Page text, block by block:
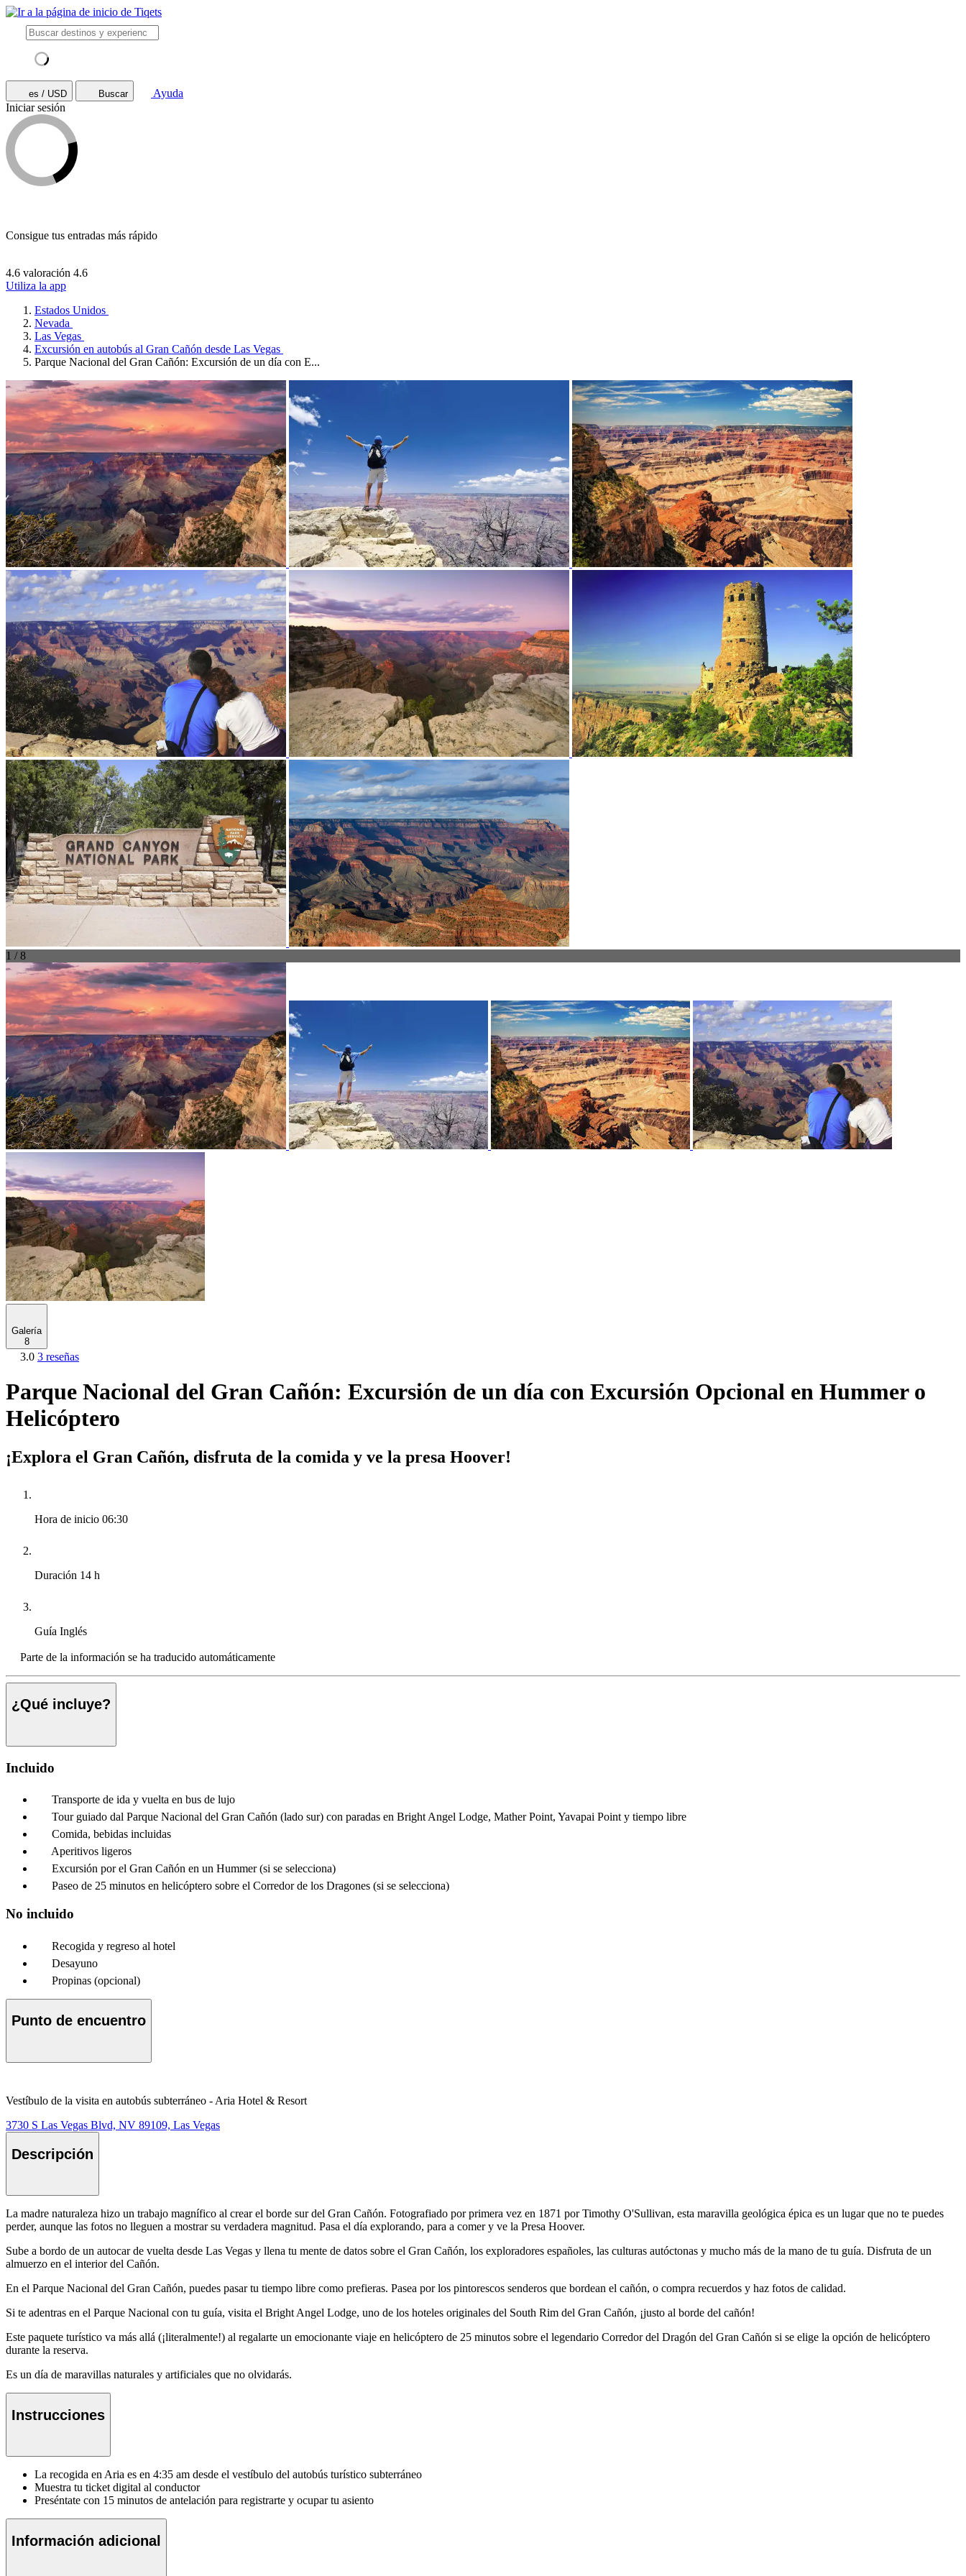
es / USD Buscar
Ayuda
Iniciar sesión
Consigue tus entradas más rápido
4.6 valoración 4.6
Utiliza la app
Estados Unidos
Nevada
Las Vegas
Excursión en autobús al Gran Cañón desde Las Vegas
Parque Nacional del Gran Cañón: Excursión de un día con E...
1 / 8
Galería
8
3.0 3 reseñas
Parque Nacional del Gran Cañón: Excursión de un día con Excursión Opcional en Hummer o
Helicóptero
¡Explora el Gran Cañón, disfruta de la comida y ve la presa Hoover!
Hora de inicio 06:30
Duración 14 h
Guía Inglés
Parte de la información se ha traducido automáticamente
¿Qué incluye?
Incluido
Transporte de ida y vuelta en bus de lujo
Tour guiado dal Parque Nacional del Gran Cañón (lado sur) con paradas en Bright Angel Lodge, Mather Point, Yavapai Point y tiempo libre
Comida, bebidas incluidas
Aperitivos ligeros
Excursión por el Gran Cañón en un Hummer (si se selecciona)
Paseo de 25 minutos en helicóptero sobre el Corredor de los Dragones (si se selecciona)
No incluido
Recogida y regreso al hotel
Desayuno
Propinas (opcional)
Punto de encuentro
Vestíbulo de la visita en autobús subterráneo - Aria Hotel & Resort
3730 S Las Vegas Blvd, NV 89109, Las Vegas
Descripción
La madre naturaleza hizo un trabajo magnífico al crear el borde sur del Gran Cañón. Fotografiado por primera vez en 1871 por Timothy O'Sullivan, esta maravilla geológica épica es un lugar que no te puedes
perder, aunque las fotos no lleguen a mostrar su verdadera magnitud. Pasa el día explorando, para a comer y ve la Presa Hoover.
Sube a bordo de un autocar de vuelta desde Las Vegas y llena tu mente de datos sobre el Gran Cañón, los exploradores españoles, las culturas autóctonas y mucho más de la mano de tu guía. Disfruta de un
almuerzo en el interior del Cañón.
En el Parque Nacional del Gran Cañón, puedes pasar tu tiempo libre como prefieras. Pasea por los pintorescos senderos que bordean el cañón, o compra recuerdos y haz fotos de calidad.
Si te adentras en el Parque Nacional con tu guía, visita el Bright Angel Lodge, uno de los hoteles originales del South Rim del Gran Cañón, ¡justo al borde del cañón!
Este paquete turístico va más allá (¡literalmente!) al regalarte un emocionante viaje en helicóptero de 25 minutos sobre el legendario Corredor del Dragón del Gran Cañón si se elige la opción de helicóptero
durante la reserva.
Es un día de maravillas naturales y artificiales que no olvidarás.
Instrucciones
La recogida en Aria es en 4:35 am desde el vestíbulo del autobús turístico subterráneo
Muestra tu ticket digital al conductor
Preséntate con 15 minutos de antelación para registrarte y ocupar tu asiento
Información adicional